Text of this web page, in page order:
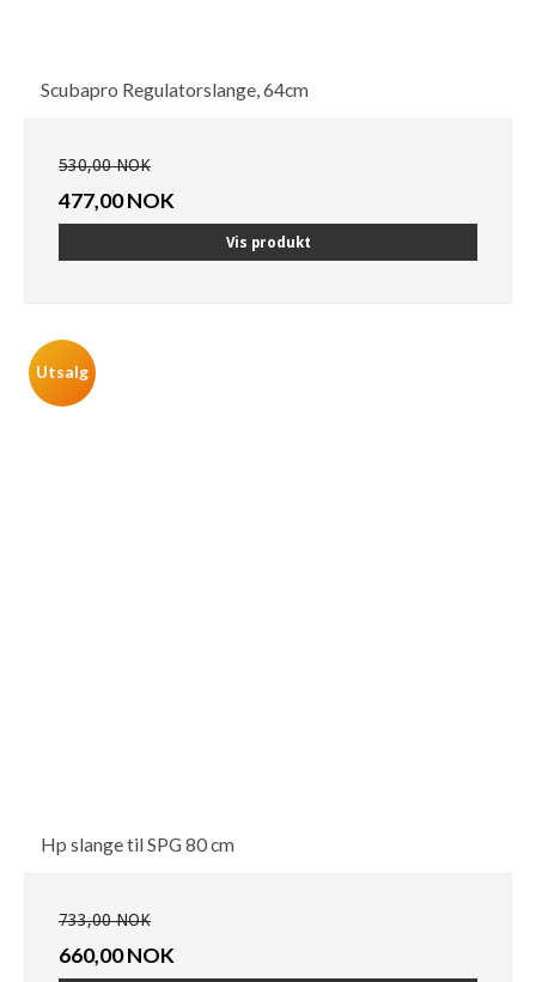
Scubapro Regulatorslange, 64cm
530,00 NOK
477,00 NOK
Vis produkt
Utsalg
Hp slange til SPG 80 cm
733,00 NOK
660,00 NOK